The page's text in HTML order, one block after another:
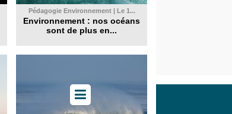
Pédagogie Environnement | Le 1...
Environnement : nos océans
sont de plus en...